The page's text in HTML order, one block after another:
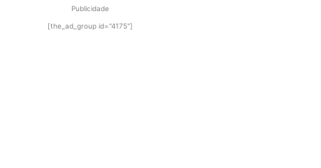
Publicidade
[the_ad_group id="4175"]